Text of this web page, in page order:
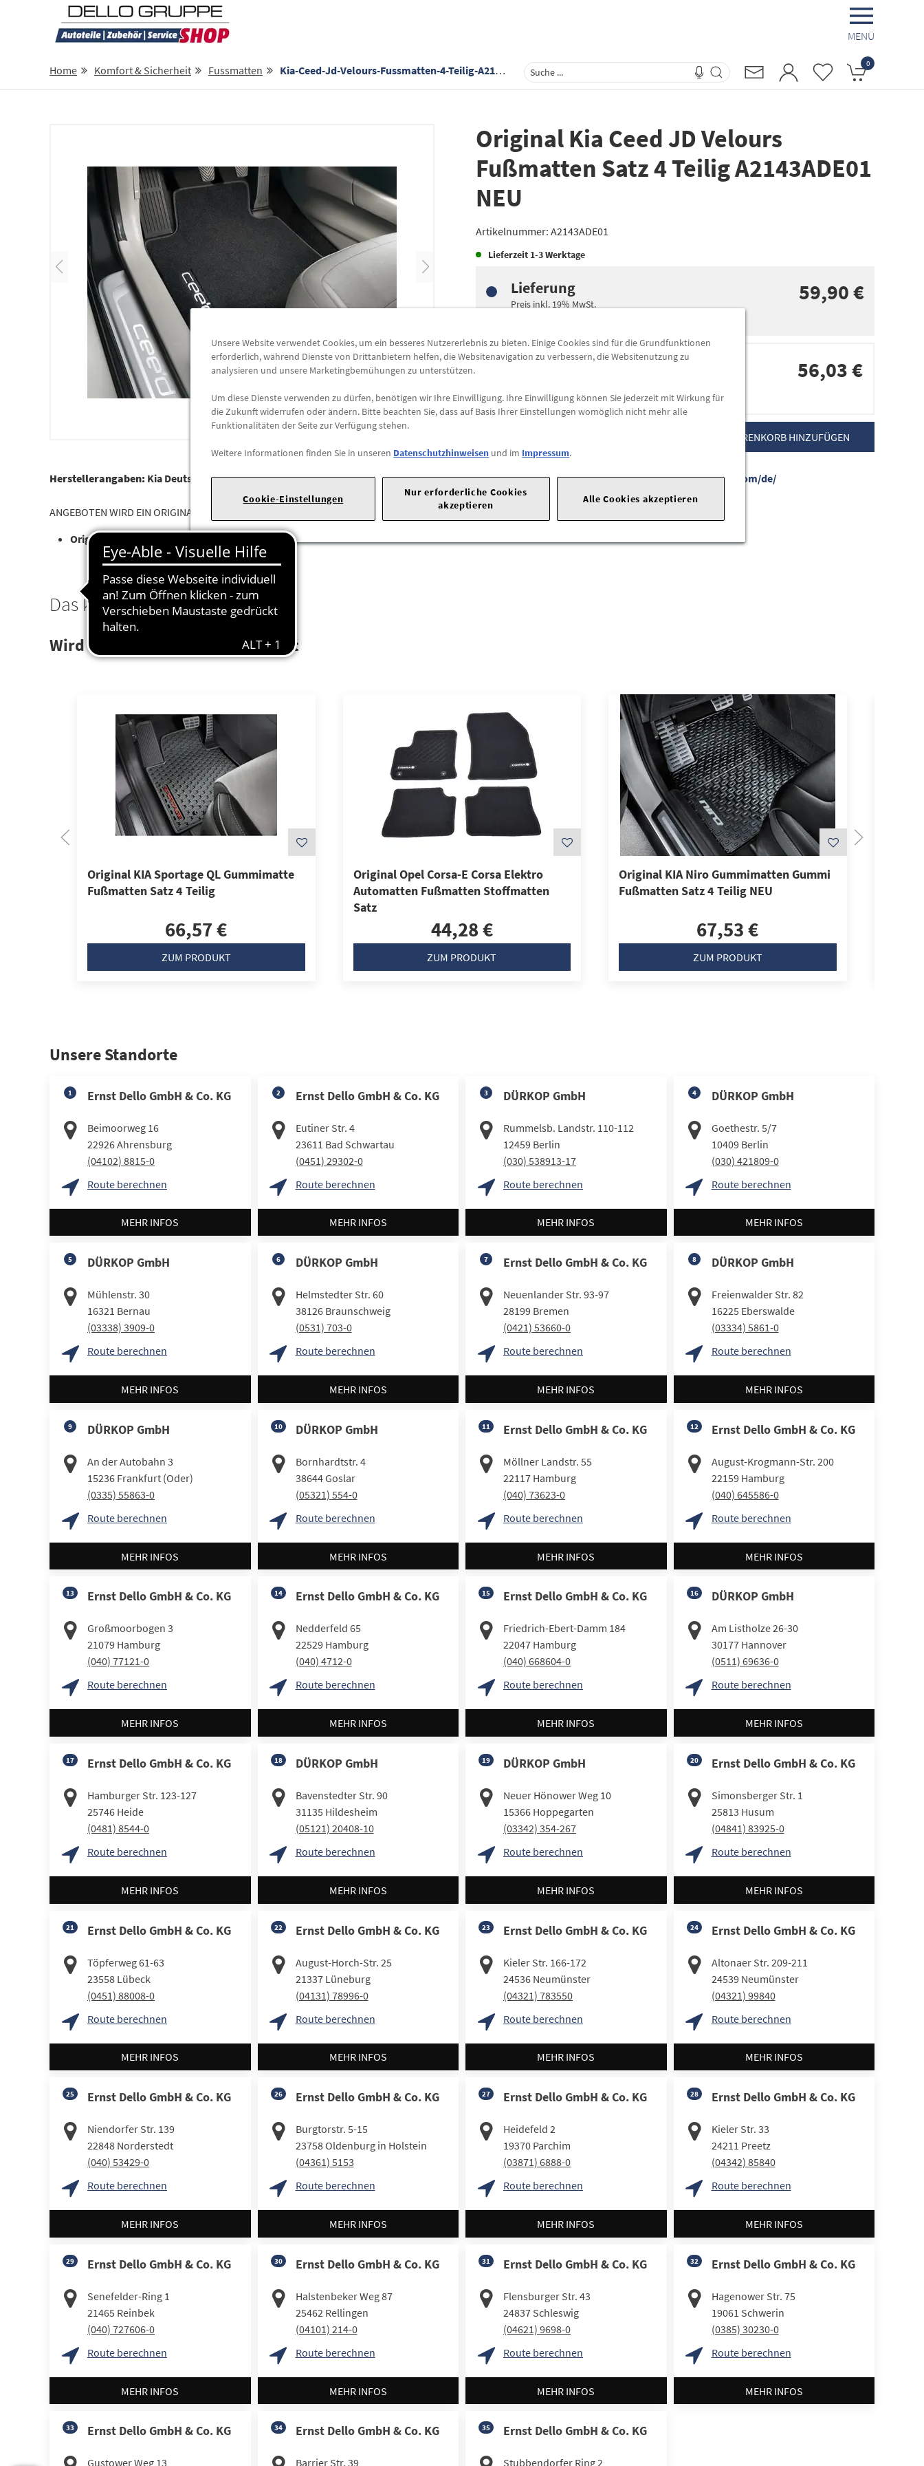
MENÜ
Home Komfort & Sicherheit Fussmatten Kia-Ceed-Jd-Velours-Fussmatten-4-Teilig-A2143ade01 0
Original Kia Ceed JD Velours
Fußmatten Satz 4 Teilig A2143ADE01
NEU
Artikelnummer: A2143ADE01
Lieferzeit 1-3 Werktage
Lieferung
Preis inkl. 19% MwSt.
59,90 €
Abholung
Abholbar andiesen Standorten
56,03 €
ZUM WARENKORB HINZUFÜGEN
Herstellerangaben: Kia Deutschland GmbH |Theodor-Heuss-Allee 11 |60486 Frankfurt am Main |E-Mail:info@kia.de|Webseite:https://www.kia.com/de/
ANGEBOTEN WIRD EIN ORIGINALER 4 TEILIGER VELOURS FUSSMATTEN SATZ FÜR EINEN KIA CEED JD
Original KIA Zubehör
Das könnte Sie interessieren
Wird auch oft von Kunden gekauft
Original KIA Sportage QL Gummimatte
Fußmatten Satz 4 Teilig
66,57 €
ZUM PRODUKT
Original Opel Corsa-E Corsa Elektro
Automatten Fußmatten Stoffmatten
Satz
44,28 €
ZUM PRODUKT
Original KIA Niro Gummimatten Gummi
Fußmatten Satz 4 Teilig NEU
67,53 €
ZUM PRODUKT
Unsere Standorte
1 Ernst Dello GmbH & Co. KG
Beimoorweg 16
22926Ahrensburg
(04102) 8815-0
Route berechnen
MEHR INFOS
2 Ernst Dello GmbH & Co. KG
Eutiner Str. 4
23611 Bad Schwartau
(0451) 29302-0
Route berechnen
MEHR INFOS
3 DÜRKOP GmbH
Rummelsb. Landstr. 110-112
12459 Berlin
(030) 538913-17
Route berechnen
MEHR INFOS
4 DÜRKOP GmbH
Goethestr. 5/7
10409 Berlin
(030) 421809-0
Route berechnen
MEHR INFOS
5 DÜRKOP GmbH
Mühlenstr. 30
16321 Bernau
(03338) 3909-0
Route berechnen
MEHR INFOS
6 DÜRKOP GmbH
Helmstedter Str. 60
38126 Braunschweig
(0531) 703-0
Route berechnen
MEHR INFOS
7 Ernst Dello GmbH & Co. KG
Neuenlander Str. 93-97
28199 Bremen
(0421) 53660-0
Route berechnen
MEHR INFOS
8 DÜRKOP GmbH
Freienwalder Str. 82
16225 Eberswalde
(03334) 5861-0
Route berechnen
MEHR INFOS
9 DÜRKOP GmbH
An der Autobahn 3
15236 Frankfurt (Oder)
(0335) 55863-0
Route berechnen
MEHR INFOS
10 DÜRKOP GmbH
Bornhardtstr. 4
38644Goslar
(05321) 554-0
Route berechnen
MEHR INFOS
11 Ernst Dello GmbH & Co. KG
Möllner Landstr. 55
22117 Hamburg
(040) 73623-0
Route berechnen
MEHR INFOS
12 Ernst Dello GmbH & Co. KG
August-Krogmann-Str. 200
22159 Hamburg
(040) 645586-0
Route berechnen
MEHR INFOS
13 Ernst Dello GmbH & Co. KG
Großmoorbogen 3
21079 Hamburg
(040) 77121-0
Route berechnen
MEHR INFOS
14 Ernst Dello GmbH & Co. KG
Nedderfeld 65
22529 Hamburg
(040) 4712-0
Route berechnen
MEHR INFOS
15 Ernst Dello GmbH & Co. KG
Friedrich-Ebert-Damm 184
22047 Hamburg
(040) 668604-0
Route berechnen
MEHR INFOS
16 DÜRKOP GmbH
Am Listholze 26-30
30177 Hannover
(0511) 69636-0
Route berechnen
MEHR INFOS
17 Ernst Dello GmbH & Co. KG
Hamburger Str. 123-127
25746 Heide
(0481) 8544-0
Route berechnen
MEHR INFOS
18 DÜRKOP GmbH
Bavenstedter Str. 90
31135 Hildesheim
(05121) 20408-10
Route berechnen
MEHR INFOS
19 DÜRKOP GmbH
Neuer Hönower Weg 10
15366 Hoppegarten
(03342) 354-267
Route berechnen
MEHR INFOS
20 Ernst Dello GmbH & Co. KG
Simonsberger Str. 1
25813 Husum
(04841) 83925-0
Route berechnen
MEHR INFOS
21 Ernst Dello GmbH & Co. KG
Töpferweg 61-63
23558 Lübeck
(0451) 88008-0
Route berechnen
MEHR INFOS
22 Ernst Dello GmbH & Co. KG
August-Horch-Str. 25
21337 Lüneburg
(04131) 78996-0
Route berechnen
MEHR INFOS
23 Ernst Dello GmbH & Co. KG
Kieler Str. 166-172
24536 Neumünster
(04321) 783550
Route berechnen
MEHR INFOS
24 Ernst Dello GmbH & Co. KG
Altonaer Str. 209-211
24539 Neumünster
(04321) 99840
Route berechnen
MEHR INFOS
25 Ernst Dello GmbH & Co. KG
Niendorfer Str. 139
22848 Norderstedt
(040) 53429-0
Route berechnen
MEHR INFOS
26 Ernst Dello GmbH & Co. KG
Burgtorstr. 5-15
23758Oldenburg in Holstein
(04361) 5153
Route berechnen
MEHR INFOS
27 Ernst Dello GmbH & Co. KG
Heidefeld 2
19370 Parchim
(03871) 6888-0
Route berechnen
MEHR INFOS
28 Ernst Dello GmbH & Co. KG
Kieler Str. 33
24211 Preetz
(04342) 85840
Route berechnen
MEHR INFOS
29 Ernst Dello GmbH & Co. KG
Senefelder-Ring 1
21465 Reinbek
(040) 727606-0
Route berechnen
MEHR INFOS
30 Ernst Dello GmbH & Co. KG
Halstenbeker Weg 87
25462 Rellingen
(04101) 214-0
Route berechnen
MEHR INFOS
31 Ernst Dello GmbH & Co. KG
Flensburger Str. 43
24837 Schleswig
(04621) 9698-0
Route berechnen
MEHR INFOS
32 Ernst Dello GmbH & Co. KG
Hagenower Str. 75
19061 Schwerin
(0385) 30230-0
Route berechnen
MEHR INFOS
33 Ernst Dello GmbH & Co. KG
Gustower Weg 13
34 Ernst Dello GmbH & Co. KG
Barrier Str. 39
35 Ernst Dello GmbH & Co. KG
Stubbendorfer Ring 2
Unsere Website verwendet Cookies, um ein besseres Nutzererlebnis zu bieten. Einige Cookies sind für die Grundfunktionen
erforderlich, während Dienste von Drittanbietern helfen, die Websitenavigation zu verbessern, die Websitenutzung zu
analysieren und unsere Marketingbemühungen zu unterstützen.
Um diese Dienste verwenden zu dürfen, benötigen wir Ihre Einwilligung. Ihre Einwilligung können Sie jederzeit mit Wirkung für
die Zukunft widerrufen oder ändern. Bitte beachten Sie, dass auf Basis Ihrer Einstellungen womöglich nicht mehr alle
Funktionalitäten der Seite zur Verfügung stehen.
Weitere Informationen finden Sie in unseren Datenschutzhinweisen und im Impressum.
Cookie-Einstellungen
Nur erforderliche Cookies
akzeptieren
Alle Cookies akzeptieren